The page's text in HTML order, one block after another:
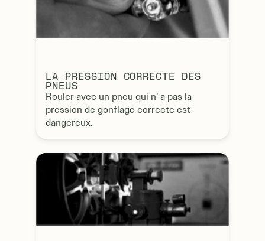
LA PRESSION CORRECTE DES
PNEUS
Rouler avec un pneu qui n’ a pas la
pression de gonflage correcte est
dangereux.